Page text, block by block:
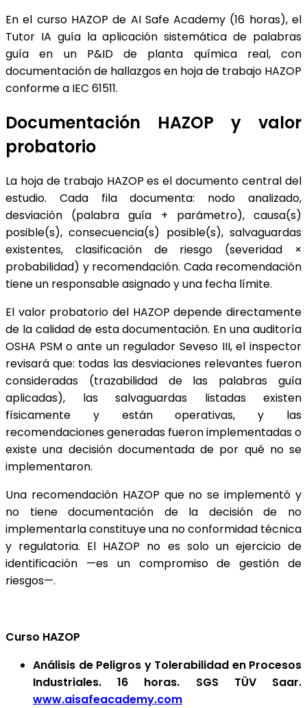
En el curso HAZOP de AI Safe Academy (16 horas), el
Tutor IA guía la aplicación sistemática de palabras
guía en un P&ID de planta química real, con
documentación de hallazgos en hoja de trabajo HAZOP
conforme a IEC 61511.
Documentación HAZOP y valor
probatorio
La hoja de trabajo HAZOP es el documento central del
estudio. Cada fila documenta: nodo analizado,
desviación (palabra guía + parámetro), causa(s)
posible(s), consecuencia(s) posible(s), salvaguardas
existentes, clasificación de riesgo (severidad ×
probabilidad) y recomendación. Cada recomendación
tiene un responsable asignado y una fecha límite.
El valor probatorio del HAZOP depende directamente
de la calidad de esta documentación. En una auditoría
OSHA PSM o ante un regulador Seveso III, el inspector
revisará que: todas las desviaciones relevantes fueron
consideradas (trazabilidad de las palabras guía
aplicadas), las salvaguardas listadas existen
físicamente y están operativas, y las
recomendaciones generadas fueron implementadas o
existe una decisión documentada de por qué no se
implementaron.
Una recomendación HAZOP que no se implementó y
no tiene documentación de la decisión de no
implementarla constituye una no conformidad técnica
y regulatoria. El HAZOP no es solo un ejercicio de
identificación —es un compromiso de gestión de
riesgos—.
Curso HAZOP
Análisis de Peligros y Tolerabilidad en Procesos
Industriales. 16 horas. SGS TÜV Saar.
www.aisafeacademy.com